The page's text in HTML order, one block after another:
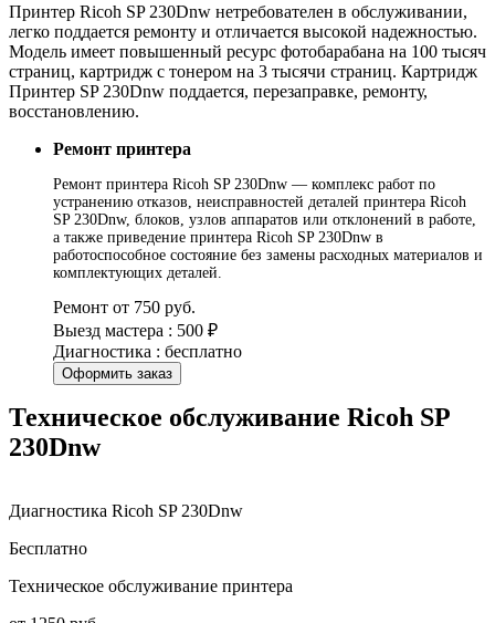
Принтер Ricoh SP 230Dnw нетребователен в обслуживании,
легко поддается ремонту и отличается высокой надежностью.
Модель имеет повышенный ресурс фотобарабана на 100 тысяч
страниц, картридж с тонером на 3 тысячи страниц. Картридж
Принтер SP 230Dnw поддается, перезаправке, ремонту,
восстановлению.
Ремонт принтера
Ремонт принтера Ricoh SP 230Dnw — комплекс работ по
устранению отказов, неисправностей деталей принтера Ricoh
SP 230Dnw, блоков, узлов аппаратов или отклонений в работе,
а также приведение принтера Ricoh SP 230Dnw в
работоспособное состояние без замены расходных материалов и
комплектующих деталей.
Ремонт от 750 руб.
Выезд мастера : 500 ₽
Диагностика : бесплатно
Оформить заказ
Техническое обслуживание Ricoh SP
230Dnw
Диагностика Ricoh SP 230Dnw
Бесплатно
Техническое обслуживание принтера